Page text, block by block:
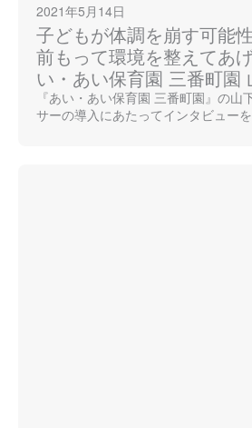
2021年5月14日
子どもが体調を崩す可能
前もって環境を整えてあ
い・あい保育園 三番町園
『あい・あい保育園 三番町園』の山
サーの導入にあたってインタビュー